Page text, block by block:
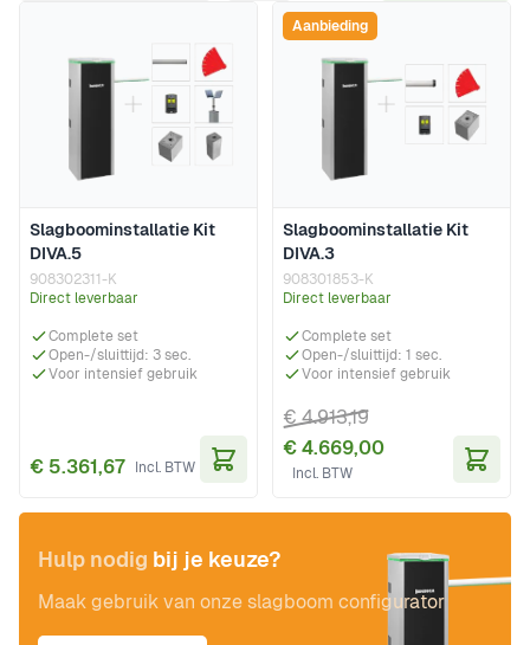
Slagboominstallatie Kit
DIVA.5
908302311-K
Direct leverbaar
Complete set
Open-/sluittijd: 3 sec.
Voor intensief gebruik
€ 5.361,67
In Winkelwagen
Slagboominstallatie Kit
DIVA.3
908301853-K
Direct leverbaar
Complete set
Open-/sluittijd: 1 sec.
Voor intensief gebruik
€ 4.669,00
€ 4.913,19
Aanbieding
Hulp nodig bij je keuze?
Maak gebruik van onze slagboom configurator